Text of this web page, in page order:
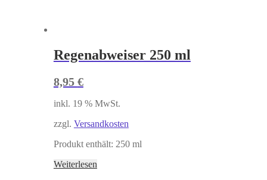
Regenabweiser 250 ml
8,95 €
inkl. 19 % MwSt.
zzgl. Versandkosten
Produkt enthält: 250 ml
Weiterlesen